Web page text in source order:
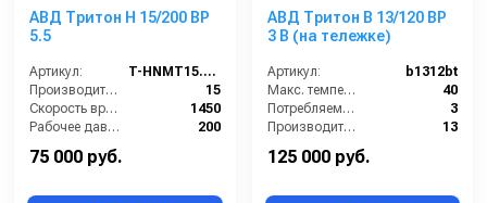
АВД Тритон H 15/200 BP
5.5
Артикул:
T-HNMT15.20R
Производительность (л/мин):
15
Скорость вращения (об/мин):
1450
Рабочее давление (бар):
200
Мощность (кВт):
75 000 руб.
АВД Тритон B 13/120 BP
3 B (на тележке)
Артикул:
b1312bt
Макс. температура воды (°C):
40
Потребляемая мощность (кВт):
3
Производительность (л/мин):
13
125 000 руб.